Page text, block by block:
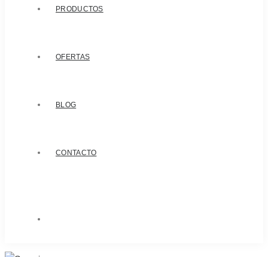
PRODUCTOS
OFERTAS
BLOG
CONTACTO